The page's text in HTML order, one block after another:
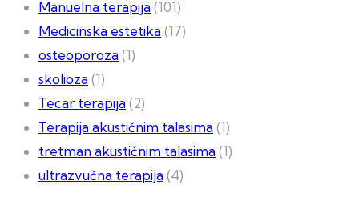
Manuelna terapija(101)
Medicinska estetika(17)
osteoporoza(1)
skolioza(1)
Tecar terapija(2)
Terapija akustičnim talasima(1)
tretman akustičnim talasima(1)
ultrazvučna terapija(4)